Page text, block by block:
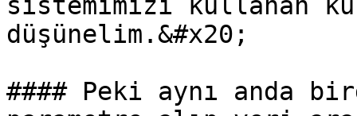
düşünelim.&#x20;
#### Peki aynı anda